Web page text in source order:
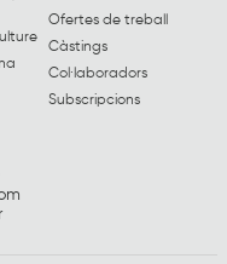
Ofertes de treball
Càstings
Col·laboradors
Subscripcions